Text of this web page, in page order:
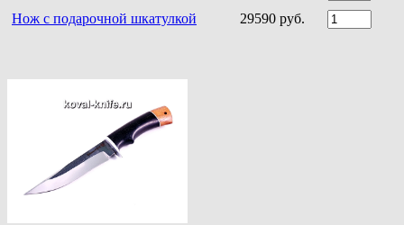
Нож с подарочной шкатулкой
29590 руб.